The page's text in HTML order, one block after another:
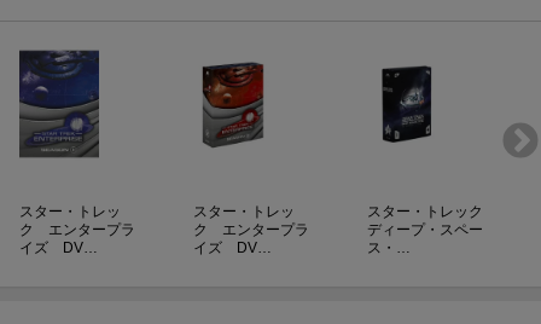
スター・トレッ
ク エンタープラ
イズ DV…
スター・トレッ
ク エンタープラ
イズ DV…
スター・トレック
ディープ・スペー
ス・…